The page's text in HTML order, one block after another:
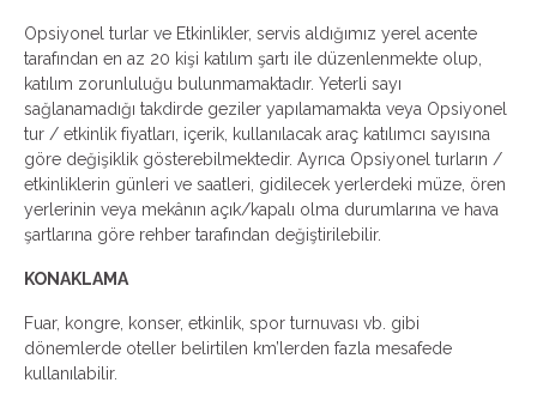
Opsiyonel turlar ve Etkinlikler, servis aldığımız yerel acente
tarafından en az 20 kişi katılım şartı ile düzenlenmekte olup,
katılım zorunluluğu bulunmamaktadır. Yeterli sayı
sağlanamadığı takdirde geziler yapılamamakta veya Opsiyonel
tur / etkinlik fiyatları, içerik, kullanılacak araç katılımcı sayısına
göre değişiklik gösterebilmektedir. Ayrıca Opsiyonel turların /
etkinliklerin günleri ve saatleri, gidilecek yerlerdeki müze, ören
yerlerinin veya mekânın açık/kapalı olma durumlarına ve hava
şartlarına göre rehber tarafından değiştirilebilir.
KONAKLAMA
Fuar, kongre, konser, etkinlik, spor turnuvası vb. gibi
dönemlerde oteller belirtilen km’lerden fazla mesafede
kullanılabilir.